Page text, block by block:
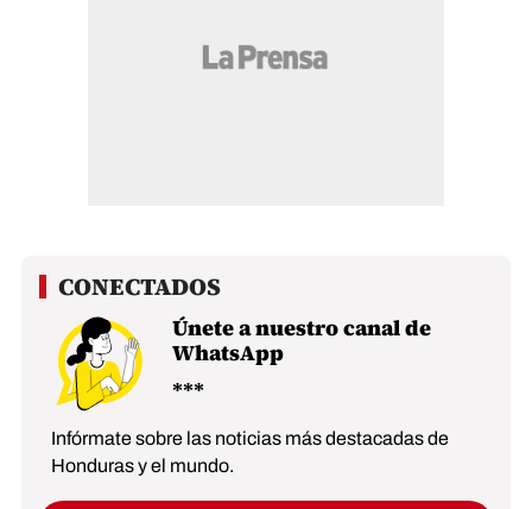
Únete a nuestro canal de
WhatsApp
Infórmate sobre las noticias más destacadas de
Honduras y el mundo.